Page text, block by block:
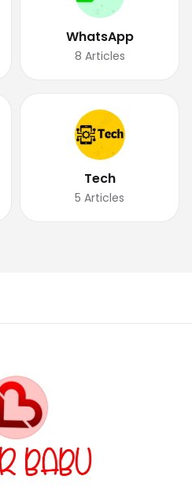
WhatsApp
8 Articles
Tech
5 Articles